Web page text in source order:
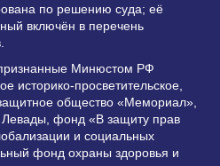
по решению суда; её
включён в перечень
Минюстом РФ
историко-просветительское,
общество «Мемориал»,
фонд «В защиту прав
и социальных
фонд охраны здоровья и